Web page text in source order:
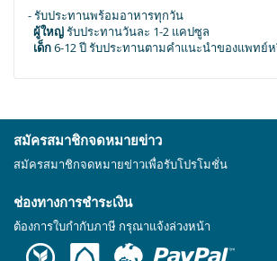
- รับประทานพร้อมอาหารทุกวัน
ผู้ใหญ่รับประทานวันละ 1-2 แคปซูล
เด็ก6-12 ปี รับประทานตามคำแนะนำของแพทย์
สมัครสมาชิกจดหมายข่าว
สมัครสมาชิกจดหมายข่าวเพื่อรับโปรโมชั่น
ช่องทางการชำระเงิน
ต้องการใบกำกับภาษี กรุณาแจ้งล่วงหน้า